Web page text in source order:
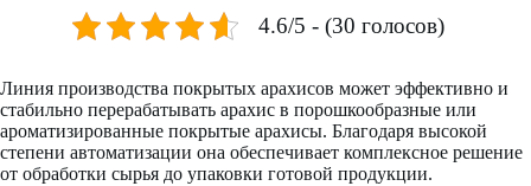
4.6/5 - (30 голосов)
Линия производства покрытых арахисов может эффективно и
стабильно перерабатывать арахис в порошкообразные или
ароматизированные покрытые арахисы. Благодаря высокой
степени автоматизации она обеспечивает комплексное решение
от обработки сырья до упаковки готовой продукции.